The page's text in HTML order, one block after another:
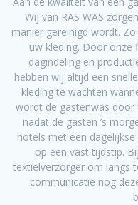
Wij van RAS WAS
manier gereinigd wordt.
uw kleding. Door onze
dagindeling en
hebben wij altijd een
kleding te wachten
wordt de gastenwas door
nadat de gasten ’s
hotels met een
op een vast tijdstip.
textielverzorger om langs
communicatie nog